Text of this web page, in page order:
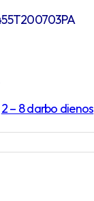
2 – 8 darbo dienos